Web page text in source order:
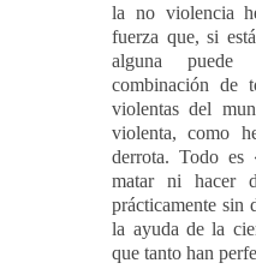
la no violencia
fuerza que, si
alguna puede
combinación de
violentas del
violenta, como
derrota. Todo es
matar ni hacer
prácticamente sin
la ayuda de la
que tanto han